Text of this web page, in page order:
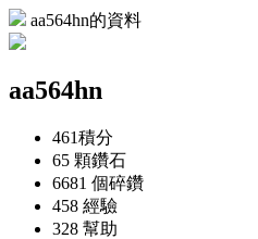
aa564hn的資料
aa564hn
461積分
65 顆鑽石
6681 個碎鑽
458 經驗
328 幫助